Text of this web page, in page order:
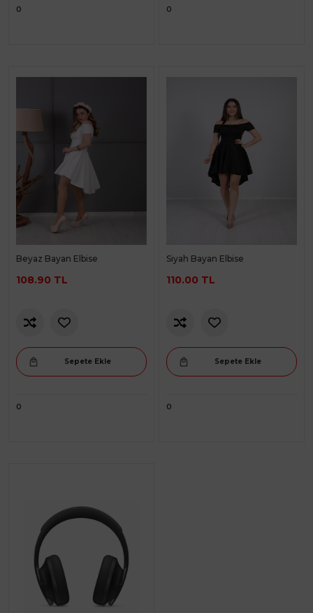
0 0
Beyaz Bayan Elbise
108.90 TL
Sepete Ekle
0
Siyah Bayan Elbise
110.00 TL
Sepete Ekle
0